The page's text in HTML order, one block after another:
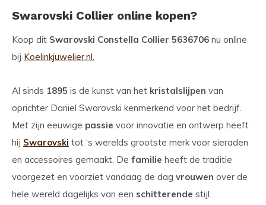
Swarovski Collier online kopen?
Koop dit Swarovski Constella Collier 5636706 nu online
bij Koelinkjuwelier.nl.
Al sinds 1895 is de kunst van het kristalslijpen van
oprichter Daniel Swarovski kenmerkend voor het bedrijf.
Met zijn eeuwige passie voor innovatie en ontwerp heeft
hij Swarovski tot ‘s werelds grootste merk voor sieraden
en accessoires gemaakt. De familie heeft de traditie
voorgezet en voorziet vandaag de dag vrouwen over de
hele wereld dagelijks van een schitterende stijl.